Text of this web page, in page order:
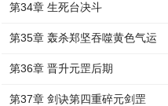
第34章 生死台决斗
第35章 轰杀郑坚吞噬黄色气运
第36章 晋升元罡后期
第37章 剑诀第四重碎元剑罡